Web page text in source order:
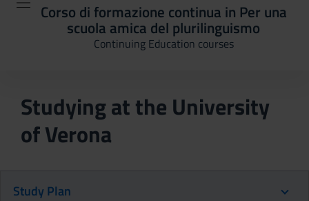
Corso di formazione continua in Per una
scuola amica del plurilinguismo
Continuing Education courses
Studying at the University
of Verona
Study Plan